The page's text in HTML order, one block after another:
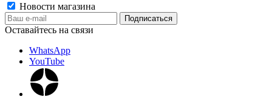
Новости магазина
Оставайтесь на связи
WhatsApp
YouTube